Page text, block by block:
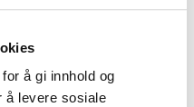
å gi innhold og
å levere sosiale